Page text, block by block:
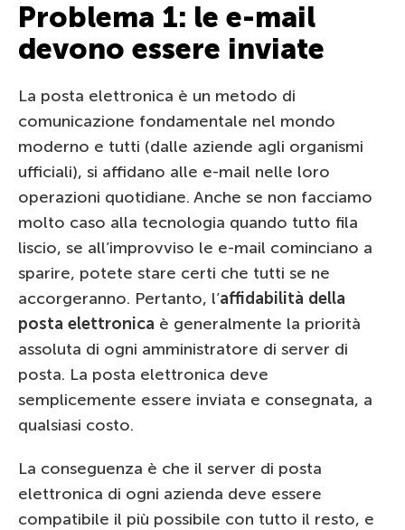
Problema 1: le e-mail
devono essere inviate
La posta elettronica è un metodo di
comunicazione fondamentale nel mondo
moderno e tutti (dalle aziende agli organismi
ufficiali), si affidano alle e-mail nelle loro
operazioni quotidiane. Anche se non facciamo
molto caso alla tecnologia quando tutto fila
liscio, se all’improvviso le e-mail cominciano a
sparire, potete stare certi che tutti se ne
accorgeranno. Pertanto, l’affidabilità della
posta elettronica è generalmente la priorità
assoluta di ogni amministratore di server di
posta. La posta elettronica deve
semplicemente essere inviata e consegnata, a
qualsiasi costo.
La conseguenza è che il server di posta
elettronica di ogni azienda deve essere
compatibile il più possibile con tutto il resto, e